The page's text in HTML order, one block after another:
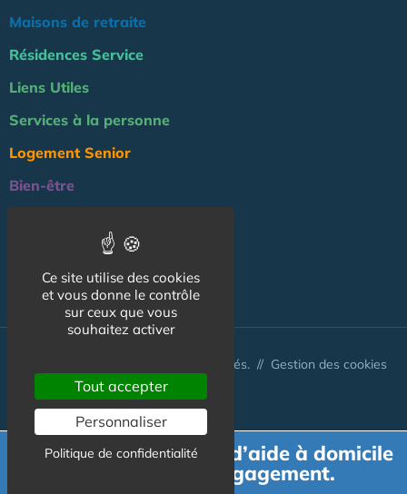
Maisons de retraite
Résidences Service
Liens Utiles
Services à la personne
Logement Senior
Bien-être
Professionnels
NOS AUTRES SITES :
© Australis 2026 - Tous droits réservés. // Gestion des cookies
Demande de devis d’aide à domicile
gratuit et sans engagement.
Ce site utilise des cookies
et vous donne le contrôle
sur ceux que vous
souhaitez activer
Tout accepter
Personnaliser
Politique de confidentialité